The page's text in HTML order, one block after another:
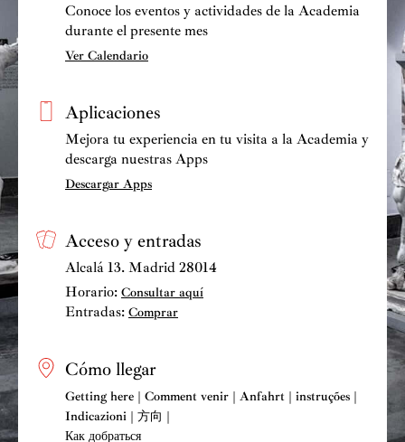
Conoce los eventos y actividades de la Academia
durante el presente mes
Ver Calendario
Aplicaciones
Mejora tu experiencia en tu visita a la Academia y
descarga nuestras Apps
Descargar Apps
Acceso y entradas
Alcalá 13. Madrid 28014
Horario: Consultar aquí
Entradas: Comprar
Cómo llegar
Getting here | Comment venir | Anfahrt | instruções |
Indicazioni | 方向 |
Как добраться